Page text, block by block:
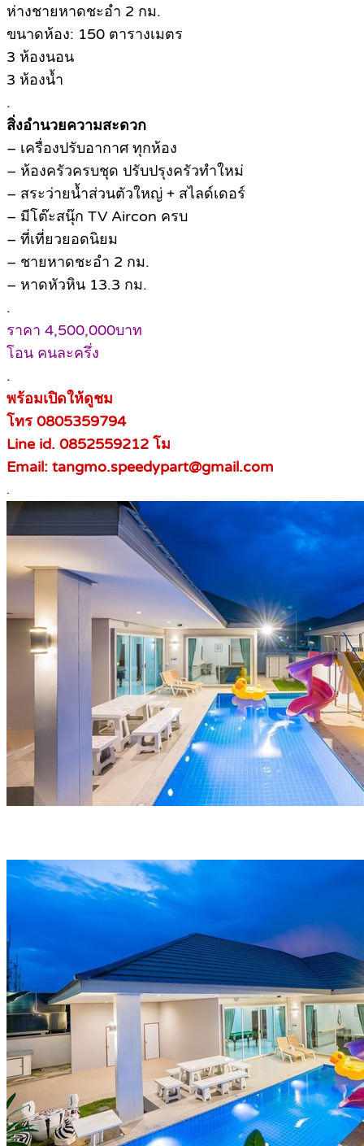
ห่างชายหาดชะอำ 2 กม.
ขนาดห้อง: 150 ตารางเมตร
3 ห้องนอน
3 ห้องน้ำ
.
สิ่งอำนวยความสะดวก
– เครื่องปรับอากาศ ทุกห้อง
– ห้องครัวครบชุด ปรับปรุงครัวทำใหม่
– สระว่ายน้ำส่วนตัวใหญ่ + สไลด์เดอร์
– มีโต๊ะสนุ๊ก TV Aircon ครบ
– ที่เที่ยวยอดนิยม
– ชายหาดชะอำ 2 กม.
– หาดหัวหิน 13.3 กม.
.
ราคา 4,500,000บาท
โอน คนละครึ่ง
.
พร้อมเปิดให้ดูชม
โทร 0805359794
Line id. 0852559212 โม
Email: tangmo.speedypart@gmail.com
.